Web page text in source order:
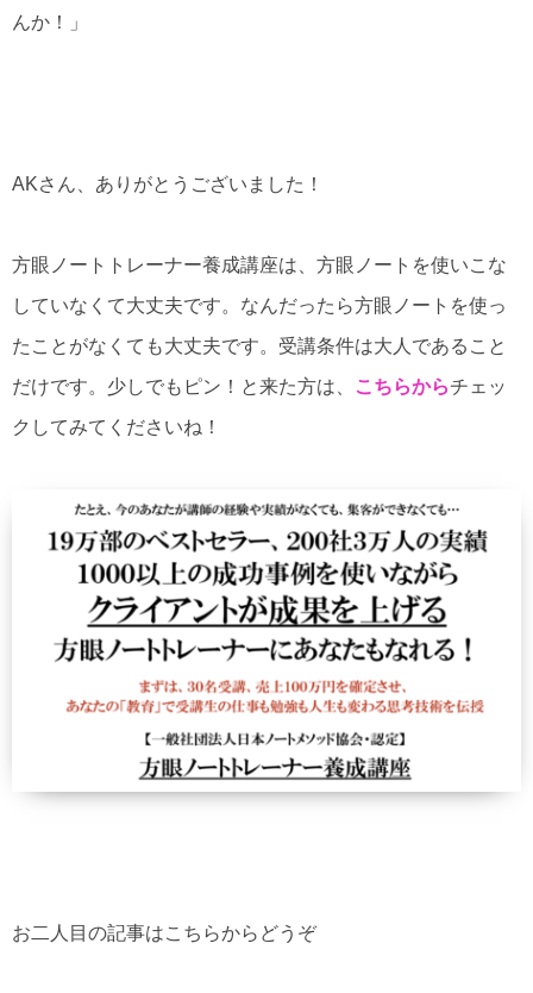
んか！」
AKさん、ありがとうございました！
方眼ノートトレーナー養成講座は、方眼ノートを使いこな
していなくて大丈夫です。なんだったら方眼ノートを使っ
たことがなくても大丈夫です。受講条件は大人であること
だけです。少しでもピン！と来た方は、
こちらからチェッ
クしてみてくださいね！
お二人目の記事はこちらからどうぞ